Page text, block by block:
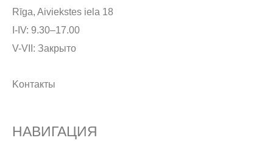
Rīga, Aiviekstes iela 18
I-IV: 9.30–17.00
V-VII: Закрыто
Kонтакты
НАВИГАЦИЯ